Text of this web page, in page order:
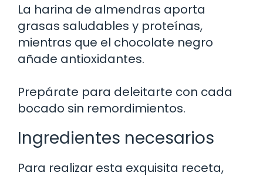
La harina de almendras aporta
grasas saludables y proteínas,
mientras que el chocolate negro
añade antioxidantes.
Prepárate para deleitarte con cada
bocado sin remordimientos.
Ingredientes necesarios
Para realizar esta exquisita receta,